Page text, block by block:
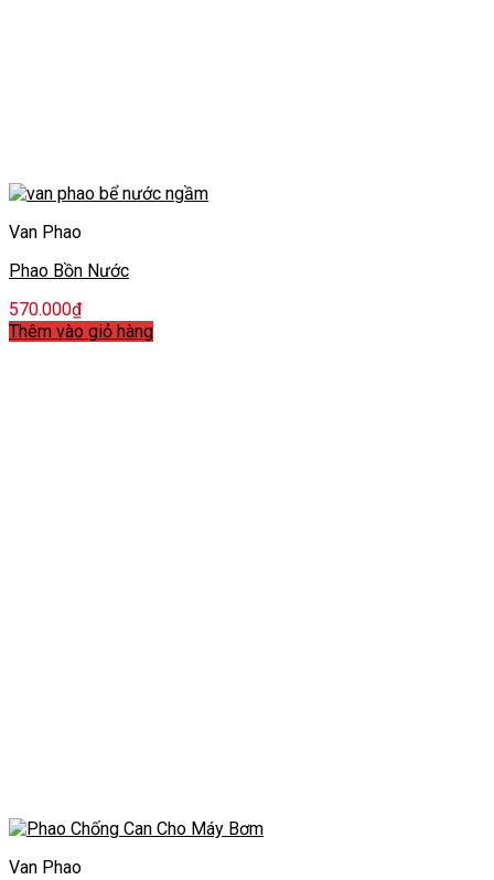
Van Phao
Phao Bồn Nước
570.000₫
Thêm vào giỏ hàng
Van Phao